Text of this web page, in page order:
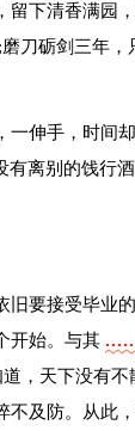
留下清香满园
刀砺剑三年，
一伸手，时间
有离别的饯行
旧要接受毕业
开始。与其 ……
，天下没有不
不及防。从此